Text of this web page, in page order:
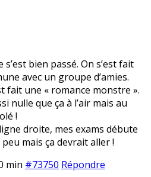
bien passé. On s’est fait
avec un groupe d’amies.
fait une « romance monstre ».
nulle que ça à l’air mais au
!
droite, mes exams débute
mais ça devrait aller !
min #73750 Répondre